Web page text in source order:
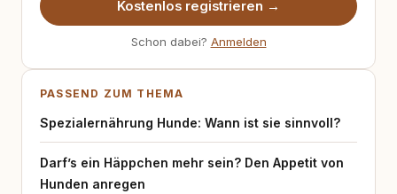
Kostenlos registrieren →
Schon dabei? Anmelden
PASSEND ZUM THEMA
Spezialernährung Hunde: Wann ist sie sinnvoll?
Darf’s ein Häppchen mehr sein? Den Appetit von
Hunden anregen